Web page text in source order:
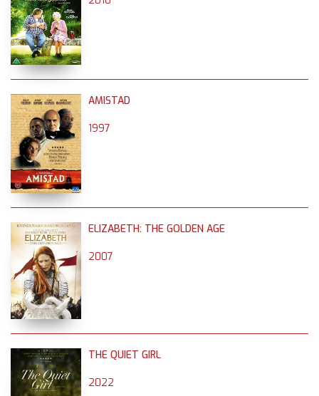
AMISTAD
1997
ELIZABETH: THE GOLDEN AGE
2007
THE QUIET GIRL
2022